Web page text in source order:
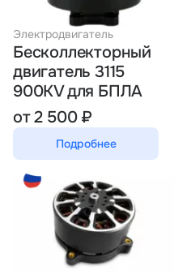
Электродвигатель
Бесколлекторный
двигатель 3115
900KV для БПЛА
от 2 500 ₽
Подробнее